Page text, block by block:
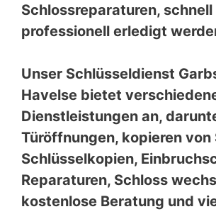
Schlossreparaturen, schnell
professionell erledigt
Unser Schlüsseldienst
Havelse bietet
Dienstleistungen an,
Türöffnungen, kopieren von
Schlüsselkopien,
Reparaturen, Schloss
kostenlose Beratung und